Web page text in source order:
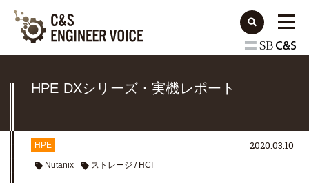
HPE DXシリーズ・実機レポート
HPE
Nutanix ストレージ / HCI
2020.03.10